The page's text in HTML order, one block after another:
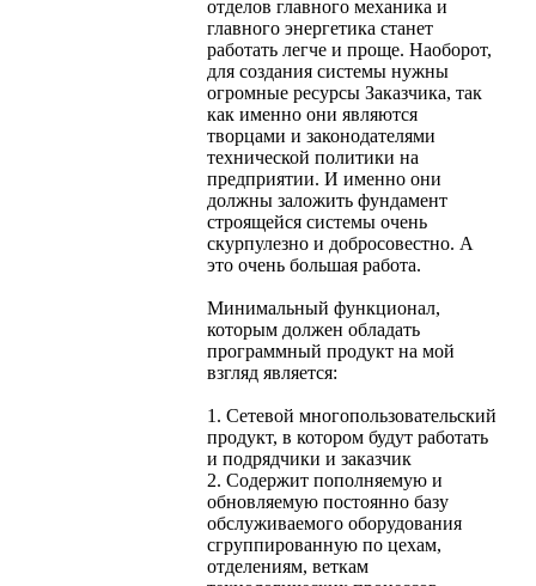
отделов главного механика и
главного энергетика станет
работать легче и проще. Наоборот,
для создания системы нужны
огромные ресурсы Заказчика, так
как именно они являются
творцами и законодателями
технической политики на
предприятии. И именно они
должны заложить фундамент
строящейся системы очень
скурпулезно и добросовестно. А
это очень большая работа.
Минимальный функционал,
которым должен обладать
программный продукт на мой
взгляд является:
1. Сетевой многопользовательский
продукт, в котором будут работать
и подрядчики и заказчик
2. Содержит пополняемую и
обновляемую постоянно базу
обслуживаемого оборудования
сгруппированную по цехам,
отделениям, веткам